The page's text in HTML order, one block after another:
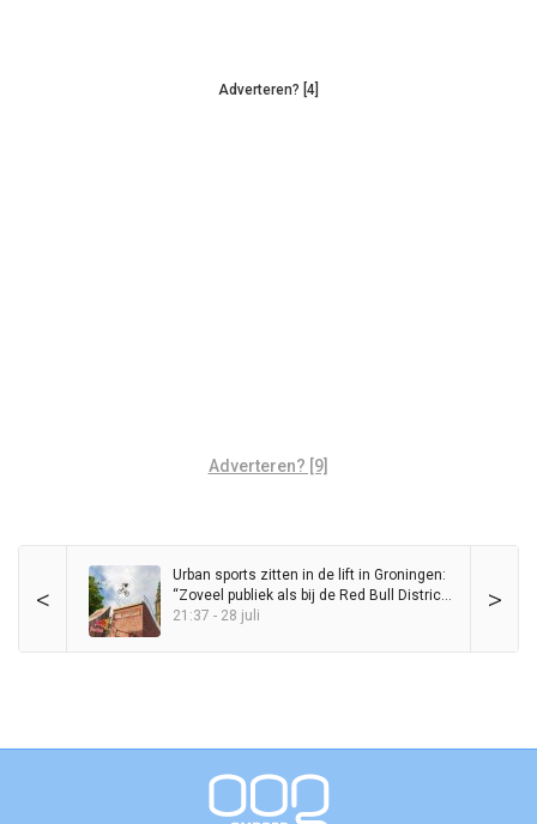
Adverteren? [4]
Adverteren? [9]
< >
Urban sports zitten in de lift in Groningen:
“Zoveel publiek als bij de Red Bull District
Ride heb ik nog nooit op de Grote Markt
21:37 - 28 juli